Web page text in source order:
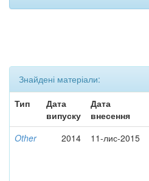
Знайдені матеріали:
Тип
Дата
випуску
Дата
внесення
Other 2014 11-лис-2015